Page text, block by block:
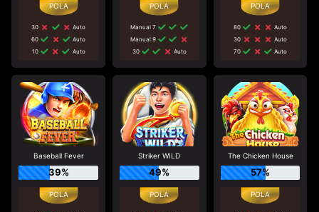
30
Auto
60
Auto
10
Auto
Manual 7
Manual 9
30
Auto
80
Auto
30
Auto
70
Auto
Baseball Fever
39%
Striker WILD
49%
The Chicken House
57%